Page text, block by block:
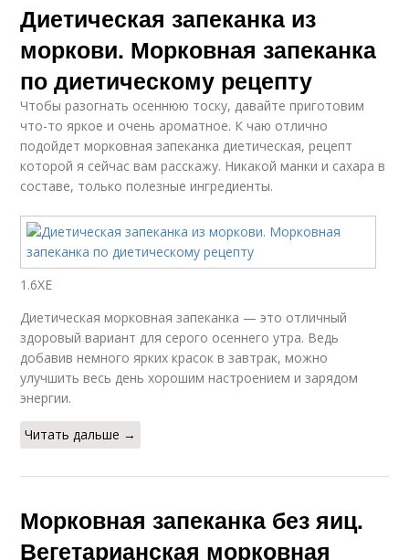
Диетическая запеканка из
моркови. Морковная запеканка
по диетическому рецепту
Чтобы разогнать осеннюю тоску, давайте приготовим
что-то яркое и очень ароматное. К чаю отлично
подойдет морковная запеканка диетическая, рецепт
которой я сейчас вам расскажу. Никакой манки и сахара в
составе, только полезные ингредиенты.
1.6ХЕ
Диетическая морковная запеканка — это отличный
здоровый вариант для серого осеннего утра. Ведь
добавив немного ярких красок в завтрак, можно
улучшить весь день хорошим настроением и зарядом
энергии.
Читать дальше →
Морковная запеканка без яиц.
Вегетарианская морковная